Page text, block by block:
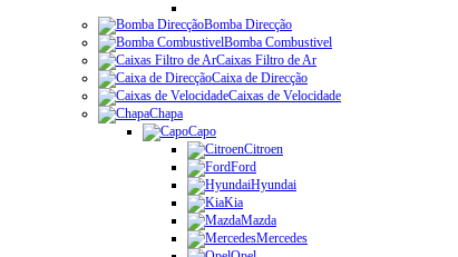
Bomba Direcção
Bomba Combustivel
Caixas Filtro de Ar
Caixa de Direcção
Caixas de Velocidade
Chapa
Capo
Citroen
Ford
Hyundai
Kia
Mazda
Mercedes